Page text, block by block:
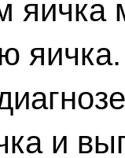
яичка
и